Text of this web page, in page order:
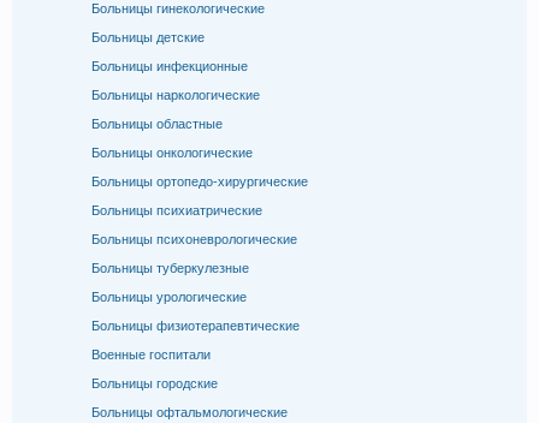
Больницы гинекологические
Больницы детские
Больницы инфекционные
Больницы наркологические
Больницы областные
Больницы онкологические
Больницы ортопедо-хирургические
Больницы психиатрические
Больницы психоневрологические
Больницы туберкулезные
Больницы урологические
Больницы физиотерапевтические
Военные госпитали
Больницы городские
Больницы офтальмологические